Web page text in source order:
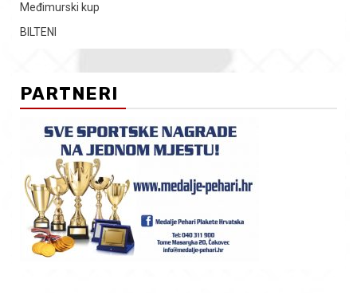
Međimurski kup
BILTENI
PARTNERI